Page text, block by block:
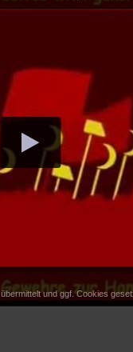
und ggf. Cookies